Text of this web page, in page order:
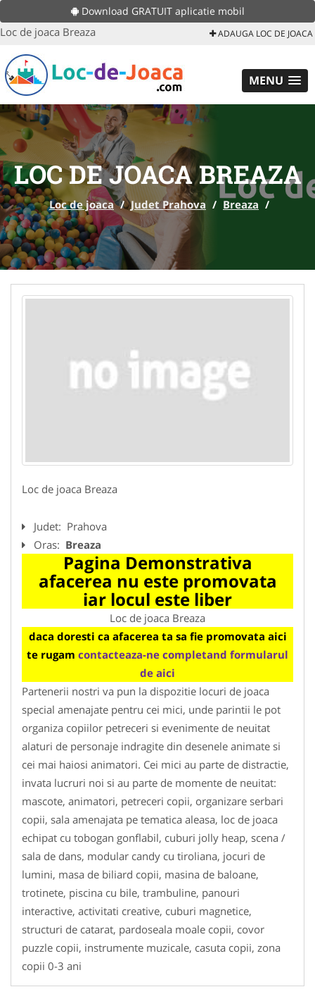
Download GRATUIT aplicatie mobil
Loc de joaca Breaza ADAUGA LOC DE JOACA
MENU
LOC DE JOACA BREAZA
Loc de joaca / Judet Prahova / Breaza /
Loc de joaca Breaza
Judet: Prahova
Oras: Breaza
Pagina Demonstrativa
afacerea nu este promovata
iar locul este liber
Loc de joaca Breaza
daca doresti ca afacerea ta sa fie promovata aici
te rugam contacteaza-ne completand formularul
de aici
Partenerii nostri va pun la dispozitie locuri de joaca
special amenajate pentru cei mici, unde parintii le pot
organiza copiilor petreceri si evenimente de neuitat
alaturi de personaje indragite din desenele animate si
cei mai haiosi animatori. Cei mici au parte de distractie,
invata lucruri noi si au parte de momente de neuitat:
mascote, animatori, petreceri copii, organizare serbari
copii, sala amenajata pe tematica aleasa, loc de joaca
echipat cu tobogan gonflabil, cuburi jolly heap, scena /
sala de dans, modular candy cu tiroliana, jocuri de
lumini, masa de biliard copii, masina de baloane,
trotinete, piscina cu bile, trambuline, panouri
interactive, activitati creative, cuburi magnetice,
structuri de catarat, pardoseala moale copii, covor
puzzle copii, instrumente muzicale, casuta copii, zona
copii 0-3 ani